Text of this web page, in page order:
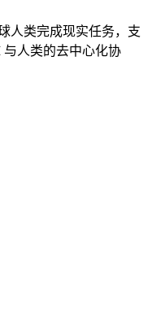
人类完成现实任务，支
与人类的去中心化协